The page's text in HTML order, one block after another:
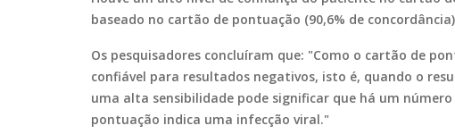
baseado no cartão de pontuação (90,6% de
Os pesquisadores concluíram que: "Como o cartão de
confiável para resultados negativos, isto é, quando o
uma alta sensibilidade pode significar que há um
pontuação indica uma infecção viral."